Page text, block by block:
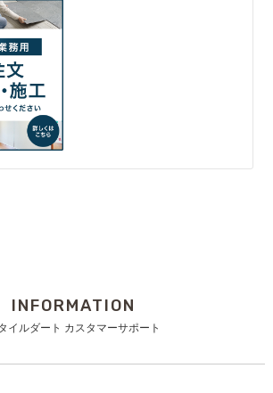
INFORMATION
イルダート カスタマーサポート